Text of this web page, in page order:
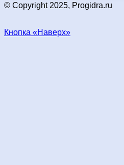
© Copyright 2025, Progidra.ru
Кнопка «Наверх»